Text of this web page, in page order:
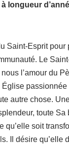
longueur
Saint-Esprit pour
Le
l’amour du
passionnée
autre chose.
toute Sa
qu’elle soit
Il désire qu’elle